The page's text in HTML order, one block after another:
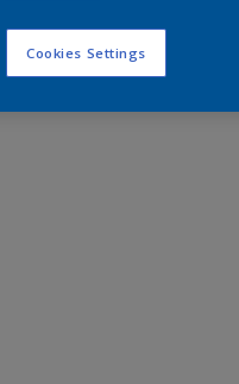
Cookies Settings